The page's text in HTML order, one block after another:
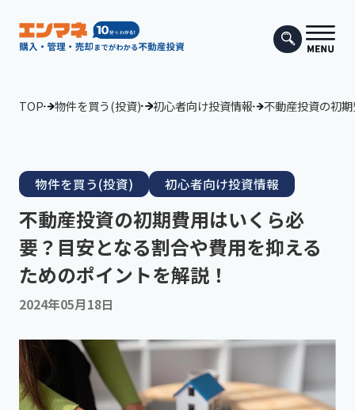
TOP 物件を買う(投資) 初心者向け投資情報 不動産投資の初
物件を買う(投資) 初心者向け投資情報
不動産投資の初期費用はいくら必
要？目安となる割合や費用を抑える
ためのポイントを解説！
2024年05月18日